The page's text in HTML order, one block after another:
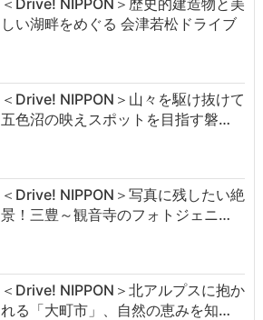
＜Drive! NIPPON＞歴史的建造物と美
しい湖畔をめぐる 会津若松ドライブ
＜Drive! NIPPON＞山々を駆け抜けて
五色沼の映えスポットを目指す磐…
＜Drive! NIPPON＞写真に残したい絶
景！三豊～観音寺のフォトジェニ…
＜Drive! NIPPON＞北アルプスに抱か
れる「大町市」、自然の恵みを知…